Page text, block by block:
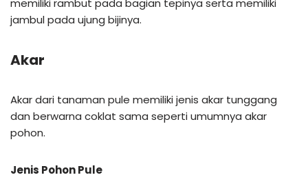
memiliki rambut pada bagian tepinya serta memiliki
jambul pada ujung bijinya.
Akar
Akar dari tanaman pule memiliki jenis akar tunggang
dan berwarna coklat sama seperti umumnya akar
pohon.
Jenis Pohon Pule